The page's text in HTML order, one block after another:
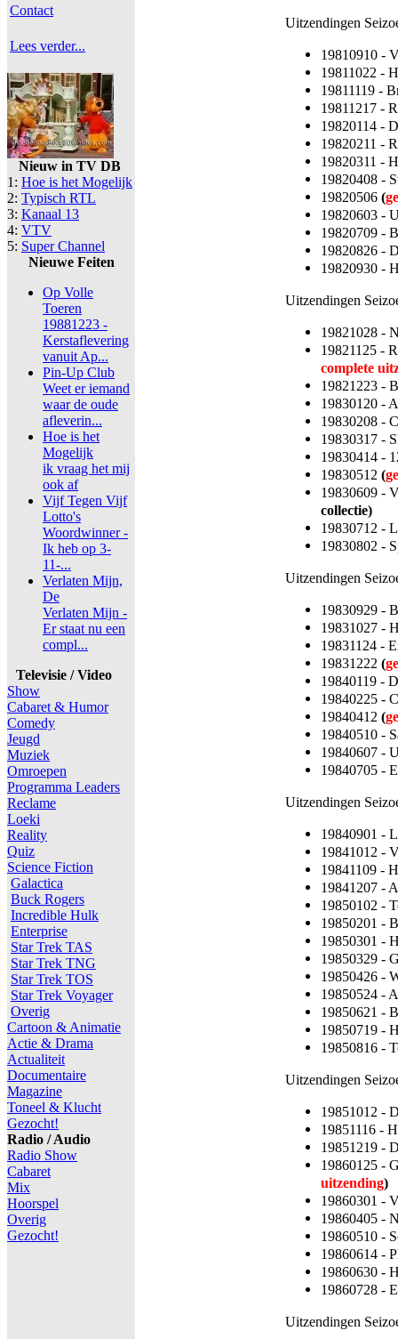
Contact
Lees verder...
Nieuw in TV DB
1: Hoe is het Mogelijk
2: Typisch RTL
3: Kanaal 13
4: VTV
5: Super Channel
Nieuwe Feiten
Op Volle
Toeren
19881223 -
Kerstaflevering
vanuit Ap...
Pin-Up Club
Weet er iemand
waar de oude
afleverin...
Hoe is het
Mogelijk
ik vraag het mij
ook af
Vijf Tegen Vijf
Lotto's
Woordwinner -
Ik heb op 3-
11-...
Verlaten Mijn,
De
Verlaten Mijn -
Er staat nu een
compl...
Televisie / Video
Show
Cabaret & Humor
Comedy
Jeugd
Muziek
Omroepen
Programma Leaders
Reclame
Loeki
Reality
Quiz
Science Fiction
Galactica
Buck Rogers
Incredible Hulk
Enterprise
Star Trek TAS
Star Trek TNG
Star Trek TOS
Star Trek Voyager
Overig
Cartoon & Animatie
Actie & Drama
Actualiteit
Documentaire
Magazine
Toneel & Klucht
Gezocht!
Radio / Audio
Radio Show
Cabaret
Mix
Hoorspel
Overig
Gezocht!
Uitzendingen
19810910 -
19811022 -
19811119 -
19811217 -
19820114 -
19820211 -
19820311 -
19820408 -
19820506 (
19820603 -
19820709 -
19820826 -
19820930 -
Uitzendingen
19821028 -
19821125 -
complete
19821223 -
19830120 -
19830208 -
19830317 -
19830414 -
19830512 (
19830609 -
collectie)
19830712 -
19830802 -
Uitzendingen
19830929 -
19831027 -
19831124 -
19831222 (
19840119 -
19840225 -
19840412 (
19840510 -
19840607 -
19840705 -
Uitzendingen
19840901 -
19841012 -
19841109 -
19841207 -
19850102 -
19850201 -
19850301 -
19850329 -
19850426 -
19850524 -
19850621 -
19850719 -
19850816 -
Uitzendingen
19851012 -
19851116 -
19851219 -
19860125 -
uitzending)
19860301 -
19860405 -
19860510 -
19860614 -
19860630 -
19860728 -
Uitzendingen